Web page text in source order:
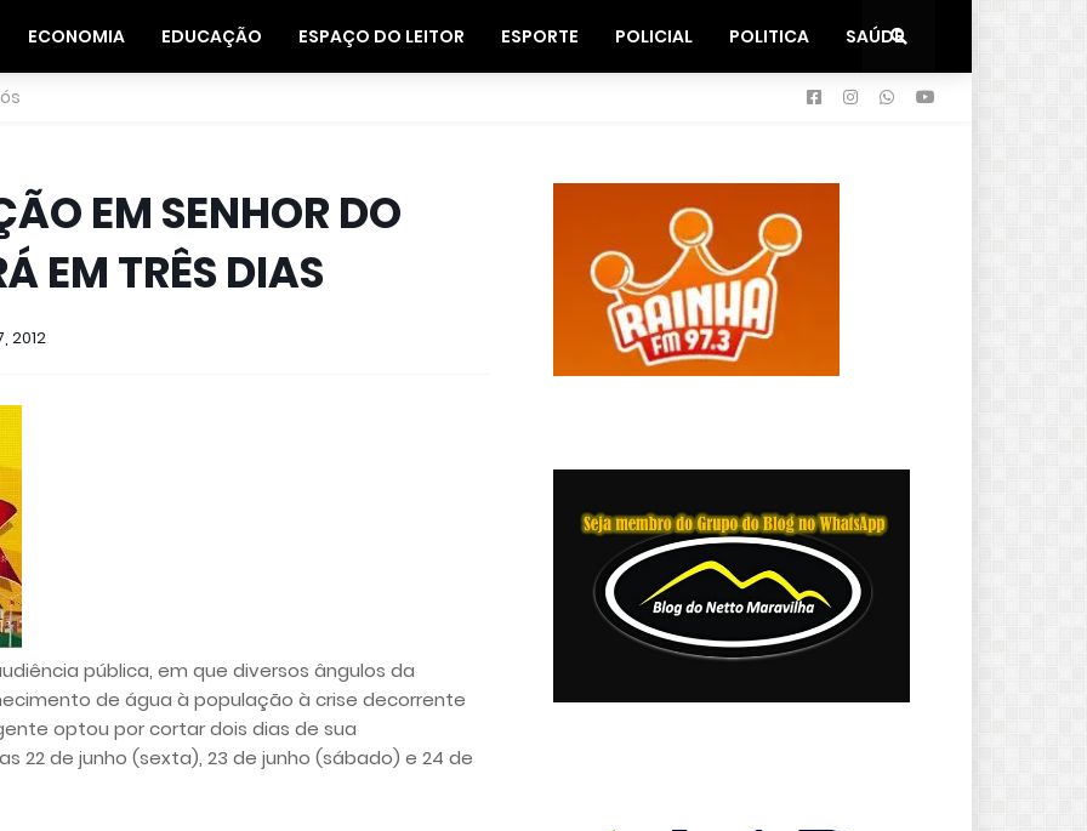
ECONOMIA EDUCAÇÃO ESPAÇO DO LEITOR ESPORTE POLICIAL POLITICA SAÚDE
EM SENHOR DO
EM TRÊS DIAS
2012
pública, em que diversos ângulos da
de água à população à crise decorrente
optou por cortar dois dias de sua
22 de junho (sexta), 23 de junho (sábado) e 24 de